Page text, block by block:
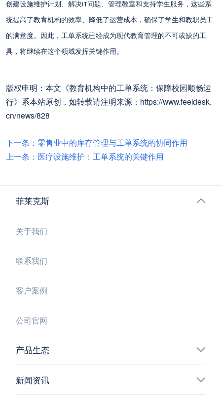
创建设施维护计划、解决IT问题、管理教室和支持学生服务，这些系
统提高了教育机构的效率、降低了运营成本，确保了学生和教职员工
的满意度。因此，工单系统已经成为现代教育管理的不可或缺的工
具，将继续在这个领域发挥关键作用。
版权申明：本文《教育机构中的工单系统：保障校园顺畅运
行》系本站原创，如转载请注明来源：https://www.feeldesk.
cn/news/828
下一条：零售业中的库存管理与工单系统的协同作用
上一条：医疗设施维护：工单系统的关键作用
菲莱克斯
关于我们
联系我们
客户案例
公司官网
产品生态
新闻资讯